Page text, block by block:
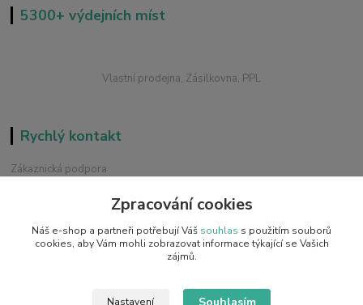
5300+ výdejních míst
Vlastní prodejna, Zásilkovna, PPL
Rychlý kontakt
Zákaznická podpora
Chat / Online podpora - 24/7
info@emobilky.cz
Zpracování cookies
Náš e-shop a partneři potřebují Váš souhlas s použitím souborů
cookies, aby Vám mohli zobrazovat informace týkající se Vašich
zájmů.
Nastavení